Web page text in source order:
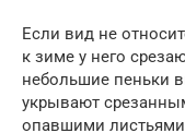
Если вид не
к зиме у него
небольшие пеньки
укрывают
опавшими